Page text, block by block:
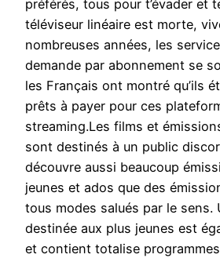
préférés, tous pour t’évader et
téléviseur linéaire est morte,
nombreuses années, les
demande par abonnement se
les Français ont montré qu’ils
prêts à payer pour ces
streaming.Les films et
sont destinés à un public
découvre aussi beaucoup
jeunes et ados que des
tous modes salués par le sens.
destinée aux plus jeunes est
et contient totalise